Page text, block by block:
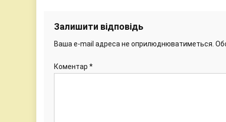
Залишити відповідь
Ваша e-mail адреса не оприлюднюватиметься.
Коментар *